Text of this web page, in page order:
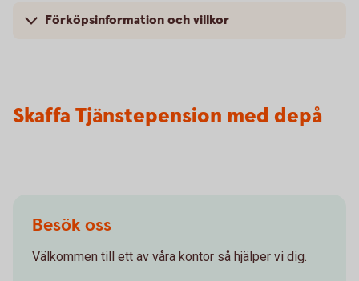
Förköpsinformation och villkor
Skaffa Tjänstepension med depå
Besök oss
Välkommen till ett av våra kontor så hjälper vi dig.